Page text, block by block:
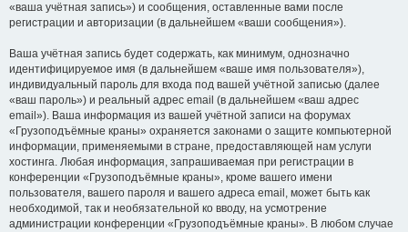
«ваша учётная запись») и сообщения, оставленные вами после
регистрации и авторизации (в дальнейшем «ваши сообщения»).
Ваша учётная запись будет содержать, как минимум, однозначно
идентифицируемое имя (в дальнейшем «ваше имя пользователя»),
индивидуальный пароль для входа под вашей учётной записью (далее
«ваш пароль») и реальный адрес email (в дальнейшем «ваш адрес
email»). Ваша информация из вашей учётной записи на форумах
«Грузоподъёмные краны» охраняется законами о защите компьютерной
информации, применяемыми в стране, предоставляющей нам услуги
хостинга. Любая информация, запрашиваемая при регистрации в
конференции «Грузоподъёмные краны», кроме вашего имени
пользователя, вашего пароля и вашего адреса email, может быть как
необходимой, так и необязательной ко вводу, на усмотрение
администрации конференции «Грузоподъёмные краны». В любом случае